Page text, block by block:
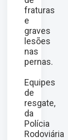
fraturas
e
graves
lesões
nas
pernas.
Equipes
de
resgate,
da
Polícia
Rodoviária